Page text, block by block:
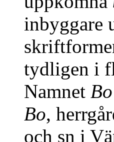
inbyggare
tydligen i
Namnet Bo
Bo,
och sn i